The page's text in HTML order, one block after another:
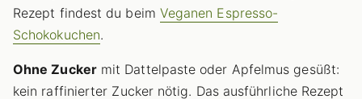
Rezept findest du beim Veganen Espresso-
Schokokuchen.
Ohne Zuckermit Dattelpaste oder Apfelmus gesüßt:
kein raffinierter Zucker nötig. Das ausführliche Rezept